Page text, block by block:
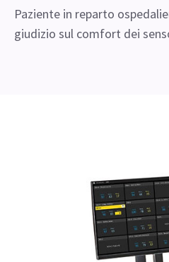
Paziente in reparto
giudizio sul comfort dei